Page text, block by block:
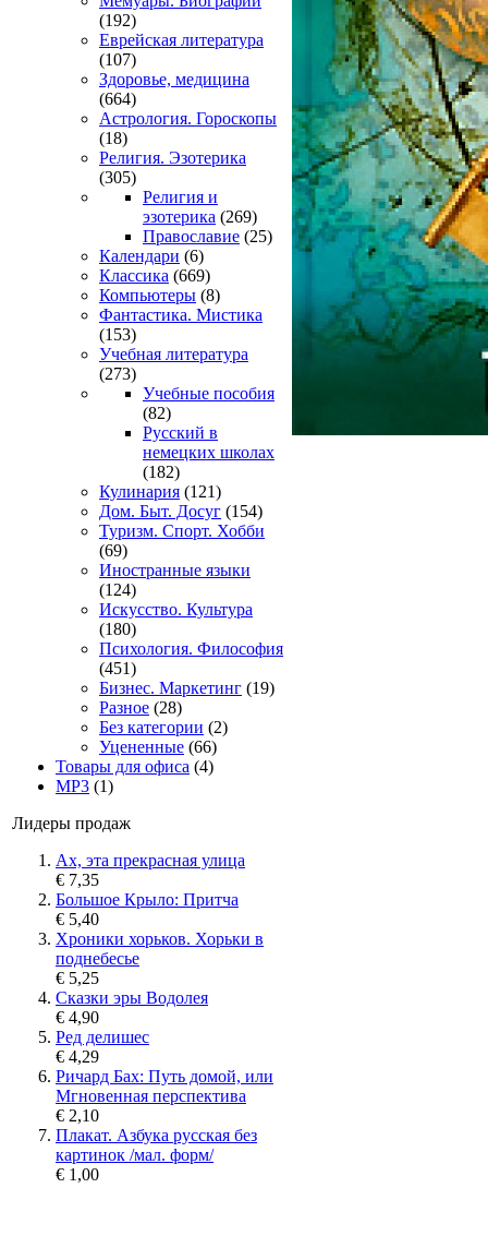
(192)
Еврейская литература
(107)
Здоровье, медицина
(664)
Астрология. Гороскопы
(18)
Религия. Эзотерика
(305)
Религия и
эзотерика (269)
Православие (25)
Календари (6)
Классика (669)
Компьютеры (8)
Фантастика. Мистика
(153)
Учебная литература
(273)
Учебные пособия
(82)
Русский в
немецких школах
(182)
Кулинария (121)
Дом. Быт. Досуг (154)
Туризм. Спорт. Хобби
(69)
Иностранные языки
(124)
Искусство. Культура
(180)
Психология. Философия
(451)
Бизнес. Маркетинг (19)
Разное (28)
Без категории (2)
Уцененные (66)
Товары для офиса (4)
MP3 (1)
Лидеры продаж
Ах, эта прекрасная улица
€ 7,35
Большое Крыло: Притча
€ 5,40
Хроники хорьков. Хорьки в
поднебесье
€ 5,25
Сказки эры Водолея
€ 4,90
Ред делишес
€ 4,29
Ричард Бах: Путь домой, или
Мгновенная перспектива
€ 2,10
Плакат. Азбука русская без
картинок /мал. форм/
€ 1,00